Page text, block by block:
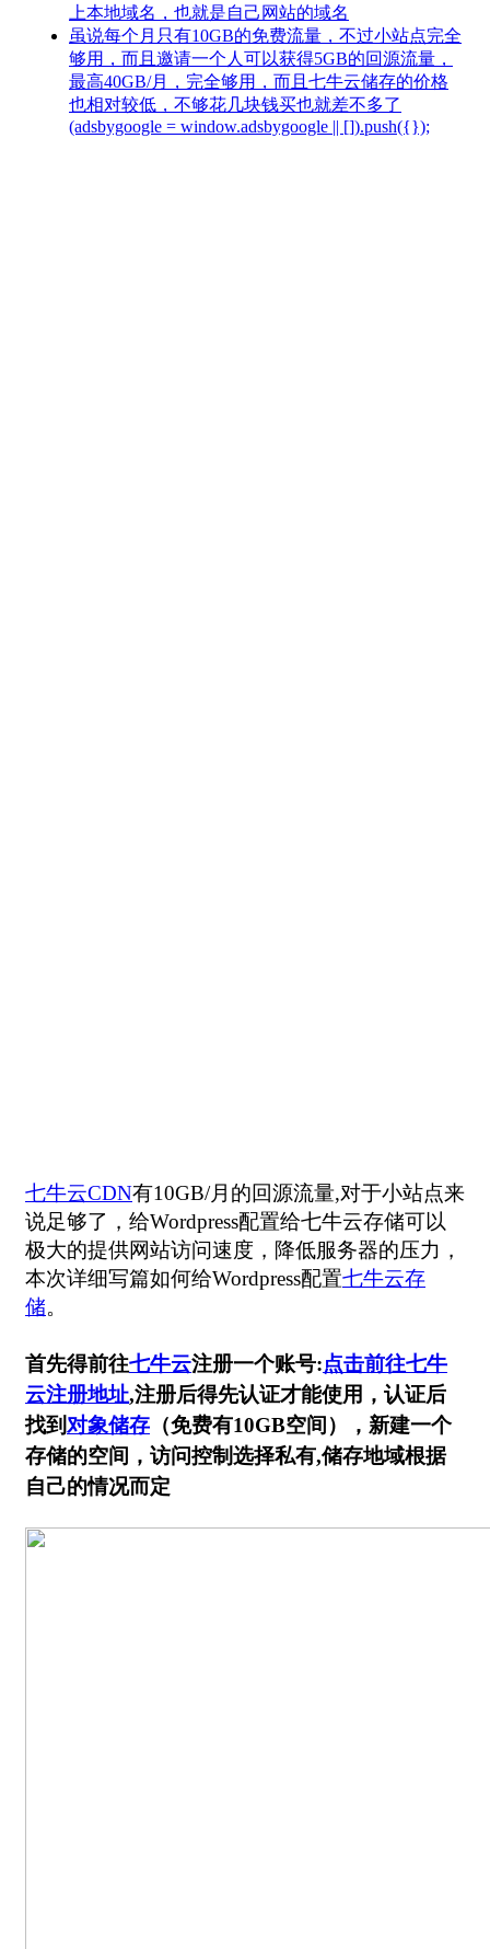
上本地域名，也就是自己网站的域名
虽说每个月只有10GB的免费流量，不过小站点完全
够用，而且邀请一个人可以获得5GB的回源流量，
最高40GB/月，完全够用，而且七牛云储存的价格
也相对较低，不够花几块钱买也就差不多了
(adsbygoogle = window.adsbygoogle || []).push({});
七牛云CDN有10GB/月的回源流量,对于小站点来
说足够了，给Wordpress配置给七牛云存储可以
极大的提供网站访问速度，降低服务器的压力，
本次详细写篇如何给Wordpress配置七牛云存
储。
首先得前往七牛云注册一个账号:点击前往七牛
云注册地址,注册后得先认证才能使用，认证后
找到 对象储存 （免费有10GB空间），新建一个
存储的空间，访问控制选择私有,储存地域根据
自己的情况而定